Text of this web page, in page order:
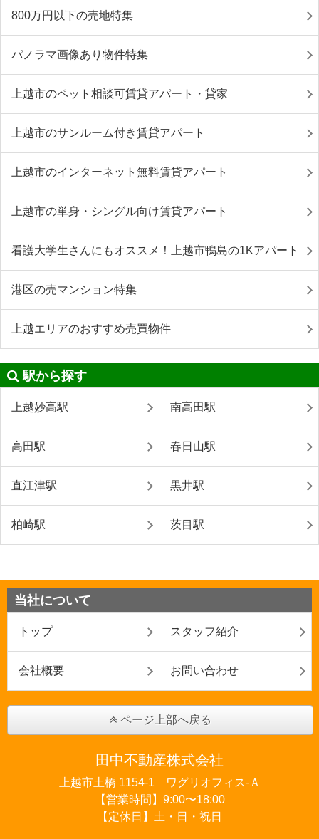
800万円以下の売地特集
パノラマ画像あり物件特集
上越市のペット相談可賃貸アパート・貸家
上越市のサンルーム付き賃貸アパート
上越市のインターネット無料賃貸アパート
上越市の単身・シングル向け賃貸アパート
看護大学生さんにもオススメ！上越市鴨島の1Kアパート
港区の売マンション特集
上越エリアのおすすめ売買物件
駅から探す
上越妙高駅 南高田駅
高田駅 春日山駅
直江津駅 黒井駅
柏崎駅 茨目駅
当社について
トップ スタッフ紹介
会社概要 お問い合わせ
ページ上部へ戻る
田中不動産株式会社
上越市土橋 1154-1 ワグリオフィス‐Ａ
【営業時間】9:00〜18:00
【定休日】土・日・祝日